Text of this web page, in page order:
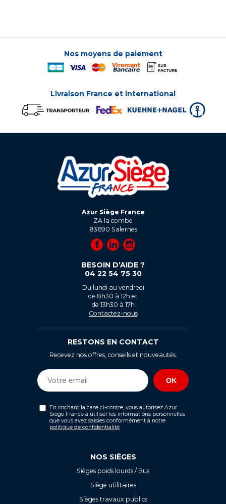
Nos moyens de paiement
Livraison France et international
Azur Siège France
ZA la combe
83690 Salernes
BESOIN D’AIDE ?
04 22 54 75 30
Du lundi au vendredi
de 8h30 à 12h et
de 13h30 à 17h
Contactez-nous
RESTONS EN CONTACT
Recevez nos offres, conseils et nouveautés.
En cochant la case ci-contre, vous autorisez Azur
Siège France à utiliser les informations personnelles
que vous avez saisies conformément à notre
politique de confidentialité.
NOS SIÈGES
Sièges poids lourds / Bus
Siège utilitaires
Sièges travaux publics